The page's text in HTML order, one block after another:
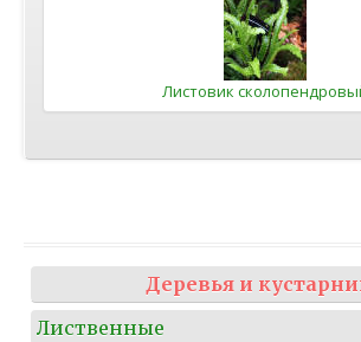
Листовик
Деревья и
Лиственные